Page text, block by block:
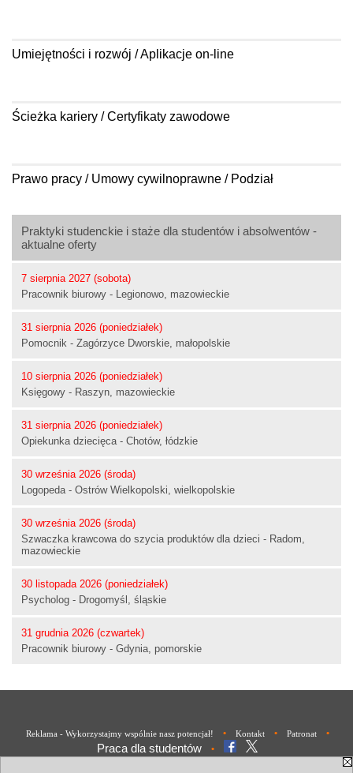
Praktyki studenckie i staże dla studentów i absolwentów -
aktualne oferty
7 sierpnia 2027 (sobota)
Pracownik biurowy - Legionowo, mazowieckie
31 sierpnia 2026 (poniedziałek)
Pomocnik - Zagórzyce Dworskie, małopolskie
10 sierpnia 2026 (poniedziałek)
Księgowy - Raszyn, mazowieckie
31 sierpnia 2026 (poniedziałek)
Opiekunka dziecięca - Chotów, łódzkie
30 września 2026 (środa)
Logopeda - Ostrów Wielkopolski, wielkopolskie
30 września 2026 (środa)
Szwaczka krawcowa do szycia produktów dla dzieci - Radom,
mazowieckie
30 listopada 2026 (poniedziałek)
Psycholog - Drogomyśl, śląskie
31 grudnia 2026 (czwartek)
Pracownik biurowy - Gdynia, pomorskie
Umiejętności i rozwój / Aplikacje on-line
Ścieżka kariery / Certyfikaty zawodowe
Prawo pracy / Umowy cywilnoprawne / Podział
Reklama - Wykorzystajmy wspólnie nasz potencjał! • Kontakt • Patronat •
Praca dla studentów •